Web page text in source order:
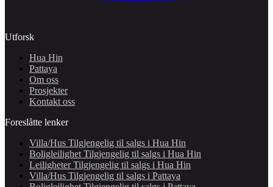
Utforsk
Hua Hin
Pattaya
Om oss
Prosjekter
Kontakt oss
Foreslåtte lenker
Villa/Hus Tilgjengelig til salgs i Hua Hin
Boligleilighet Tilgjengelig til salgs i Hua Hin
Leiligheter Tilgjengelig til salgs i Hua Hin
Villa/Hus Tilgjengelig til salgs i Pattaya